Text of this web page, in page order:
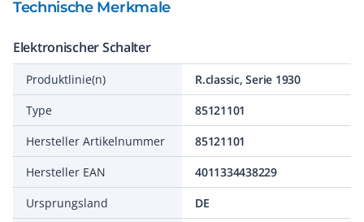
Technische Merkmale
Elektronischer Schalter
Produktlinie(n)
R.classic, Serie 1930
Type
85121101
Hersteller Artikelnummer
85121101
Hersteller EAN
4011334438229
Ursprungsland
DE